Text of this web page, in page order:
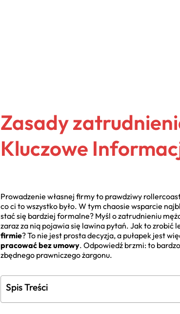
Zasady
Kluczowe
Prowadzenie własnej firmy to prawdziwy
co ci to wszystko było. W tym chaosie wsparcie
stać się bardziej formalne? Myśl o zatrudnieniu
zaraz za nią pojawia się lawina pytań. Jak to zrobić
firmie? To nie jest prosta decyzja, a pułapek jest
pracować bez umowy. Odpowiedź brzmi: to
zbędnego prawniczego żargonu.
Spis Treści